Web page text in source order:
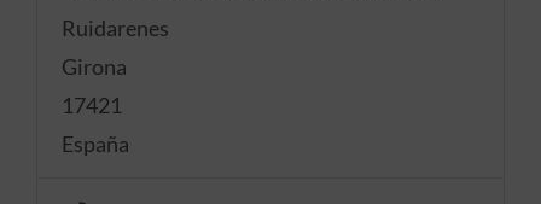
Ruidarenes
Girona
17421
España